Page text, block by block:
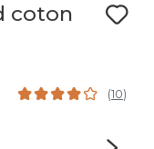
coton
(10)